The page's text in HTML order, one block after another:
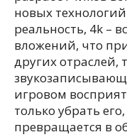
новых
реальность, 4k –
вложений, что
других отраслей,
игровом
только убрать
превращается в